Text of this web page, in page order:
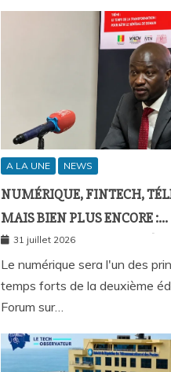
A LA UNE NEWS
NUMÉRIQUE, FINTECH,
MAIS BIEN PLUS ENCORE :
SEPTAFRIQUE GROUPE
GOTHA DE L’ÉCONOMIE
LE 10 AOÛT À DAKAR
31 juillet 2026
Le numérique sera l'un des
temps forts de la deuxième
Forum sur…